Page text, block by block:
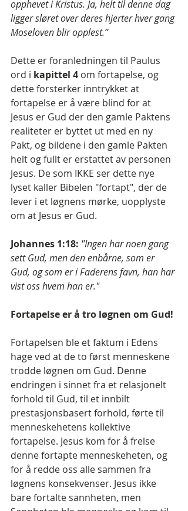
opphevet i Kristus. Ja, helt til denne dag
ligger sløret over deres hjerter hver gang
Moseloven blir opplest.”
Dette er foranledningen til Paulus
ord i kapittel 4 om fortapelse, og
dette forsterker inntrykket at
fortapelse er å være blind for at
Jesus er Gud der den gamle Paktens
realiteter er byttet ut med en ny
Pakt, og bildene i den gamle Pakten
helt og fullt er erstattet av personen
Jesus. De som IKKE ser dette nye
lyset kaller Bibelen "fortapt", der de
lever i et løgnens mørke, uopplyste
om at Jesus er Gud.
Johannes 1:18: "Ingen har noen gang
sett Gud, men den enbårne, som er
Gud, og som er i Faderens favn, han har
vist oss hvem han er."
Fortapelse er å tro løgnen om Gud!
Fortapelsen ble et faktum i Edens
hage ved at de to først menneskene
trodde løgnen om Gud. Denne
endringen i sinnet fra et relasjonelt
forhold til Gud, til et innbilt
prestasjonsbasert forhold, førte til
menneskehetens kollektive
fortapelse. Jesus kom for å frelse
denne fortapte menneskeheten, og
for å redde oss alle sammen fra
løgnens konsekvenser. Jesus ikke
bare fortalte sannheten, men